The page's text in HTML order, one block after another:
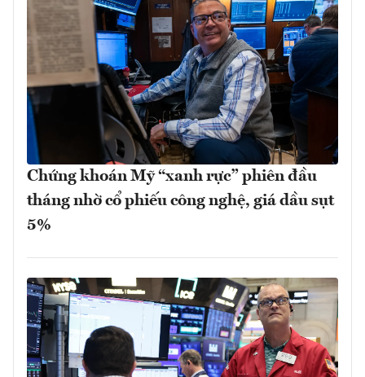
Chứng khoán Mỹ “xanh rực” phiên đầu
tháng nhờ cổ phiếu công nghệ, giá dầu sụt
5%